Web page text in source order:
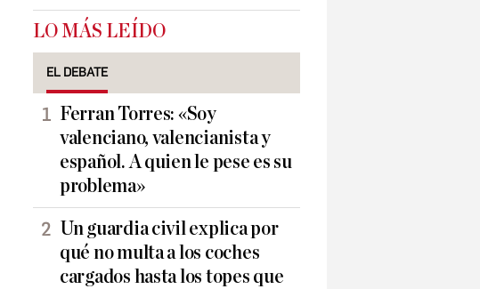
LO MÁS LEÍDO
EL DEBATE
Ferran Torres: «Soy
valenciano, valencianista y
español. A quien le pese es su
problema»
Un guardia civil explica por
qué no multa a los coches
cargados hasta los topes que